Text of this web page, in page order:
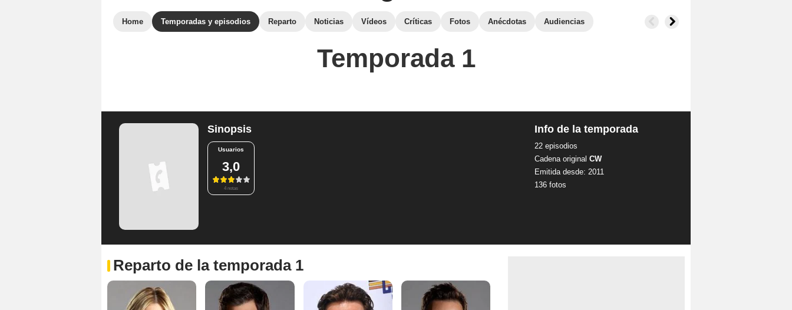
Home Temporadas y episodios Reparto Noticias Vídeos Críticas Fotos Anécdotas Audiencias
Temporada 1
Sinopsis
Usuarios
3,0
4 notas
Info de la temporada
22 episodios
Cadena original CW
Emitida desde: 2011
136 fotos
Reparto de la temporada 1